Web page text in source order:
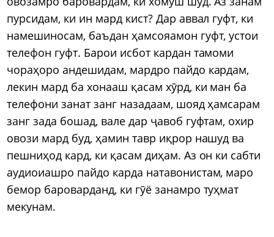
пурсидам, ки ин мард кист? Дар аввал гуфт, ки
намешиносам, баъдан ҳамсояамон гуфт, устои
телефон гуфт. Барои исбот кардан тамоми
чораҳоро андешидам, мардро пайдо кардам,
лекин мард ба хонааш қасам хӯрд, ки ман ба
телефони занат занг назадаам, шояд ҳамсарам
занг зада бошад, вале дар ҷавоб гуфтам, охир
овози мард буд, ҳамин тавр иқрор нашуд ва
пешниҳод кард, ки қасам диҳам. Аз он ки сабти
аудиоиашро пайдо карда натавонистам, маро
бемор бароварданд, ки гӯё занамро туҳмат
мекунам.